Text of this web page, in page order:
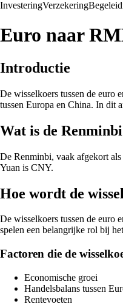
InvesteringVerzekering
Euro naar
Introductie
De wisselkoers tussen de euro
tussen Europa en China. In dit
Wat is de
De Renminbi, vaak afgekort
Yuan is CNY.
Hoe wordt de
De wisselkoers tussen de euro
spelen een belangrijke rol bij
Factoren die de
Economische groei
Handelsbalans tussen
Rentevoeten